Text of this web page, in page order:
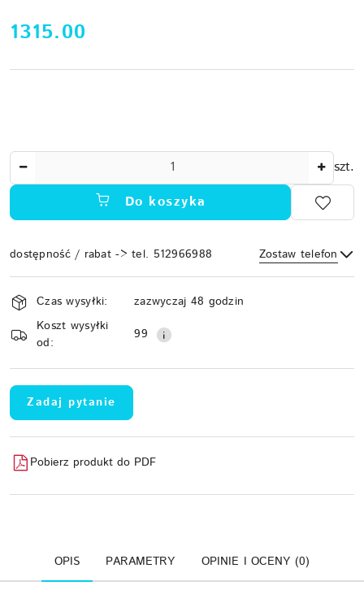
cena:
1315.00
szt.
Do koszyka
dostępność / rabat -> tel. 512966988 Zostaw telefon
Wyślij
Dostępność
i
dostawa
Czas wysyłki:
zazwyczaj 48 godzin
Koszt wysyłki
od:
99
Zadaj pytanie
Pobierz produkt do PDF
OPIS PARAMETRY OPINIE I OCENY (0)